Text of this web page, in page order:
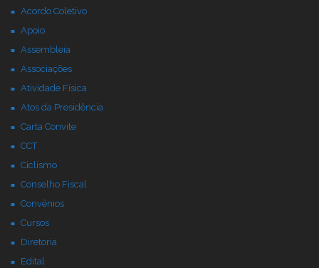
Acordo Coletivo
Apoio
Assembleia
Associações
Atividade Física
Atos da Presidência
Carta Convite
CCT
Ciclismo
Conselho Fiscal
Convênios
Cursos
Diretoria
Edital